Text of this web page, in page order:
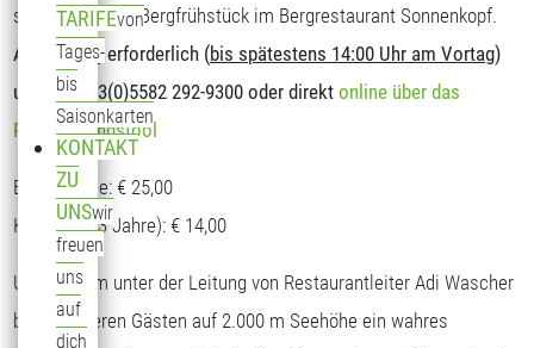
TARIFEvon
Tages-
bis
Saisonkarten
KONTAKT
ZU
UNSwir
freuen
uns
auf
dich
schmackhaften Bergfrühstück im Bergrestaurant Sonnenkopf.
Anmeldung erforderlich (bis spätestens 14:00 Uhr am Vortag)
unter T: +43(0)5582 292-9300 oder direktonline über das
Reservierungstool
Erwachsene: € 25,00
Kinder (5-13 Jahre): € 14,00
Unser Team unter der Leitung von Restaurantleiter Adi Wascher
bietet unseren Gästen auf 2.000 m Seehöhe ein wahres